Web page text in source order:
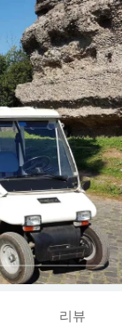
리뷰